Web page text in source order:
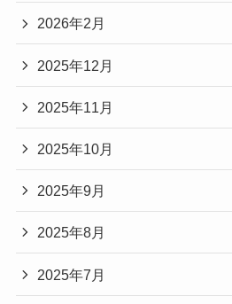
2026年2月
2025年12月
2025年11月
2025年10月
2025年9月
2025年8月
2025年7月